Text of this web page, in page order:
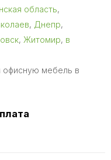
область,
, Днепр,
, Житомир, в
офисную мебель в